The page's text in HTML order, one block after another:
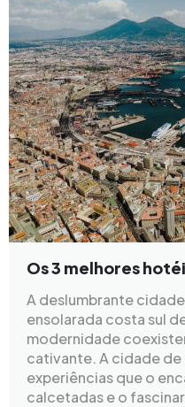
Os 3 melhores
A deslumbrante
ensolarada costa sul
modernidade
cativante. A cidade de
experiências que o
calcetadas e o